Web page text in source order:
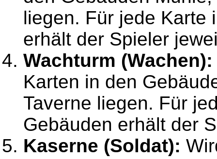
liegen. Für jede Karte
erhält der Spieler
Wachturm (Wachen):
Karten in den
Taverne liegen. Für
Gebäuden erhält der
Kaserne (Soldat):